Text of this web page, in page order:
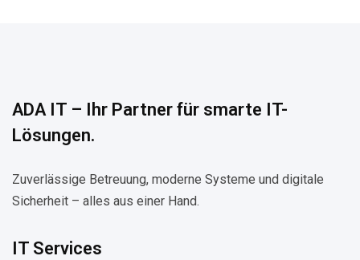
ADA IT – Ihr Partner für smarte IT-
Lösungen.
Zuverlässige Betreuung, moderne Systeme und digitale
Sicherheit – alles aus einer Hand.
IT Services